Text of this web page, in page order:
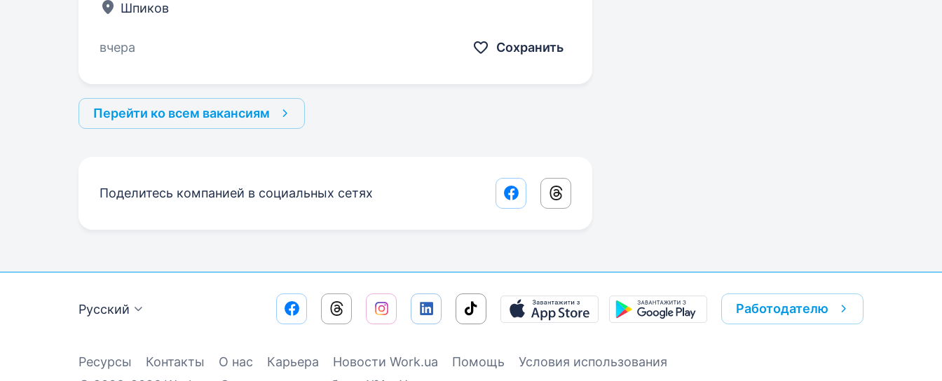
Шпиков
вчера Сохранить
Перейти ко всем вакансиям
Поделитесь компанией в социальных сетях Facebook share link
Threads share link
Русский Работодателю
Ресурсы Контакты О нас Карьера Новости Work.ua Помощь
Условия использования